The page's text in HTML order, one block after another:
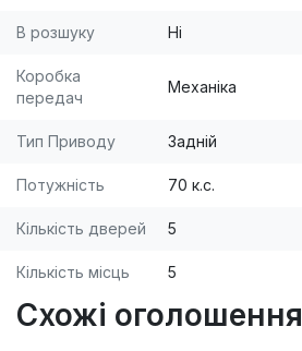
В розшуку Ні
Коробка
передач
Механіка
Тип Приводу Задній
Потужність 70 к.с.
Кількість дверей 5
Кількість місць 5
Схожі оголошення